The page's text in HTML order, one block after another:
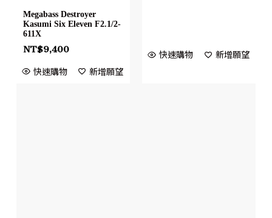
Megabass Destroyer
Kasumi Six Eleven F2.1/2-
611X
NT$9,400
快速購物 新增願望
快速購物 新增願望